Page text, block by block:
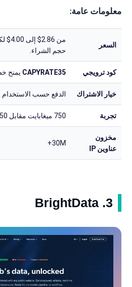
معلومات عامة:
السعر
حجم الشراء.
كود ترويجي CAPYRATE35 يمنح
خيار الاشتراك الدفع حسب
تجربة 750 ميغابايت مقابل 3.50$
مخزون
عناوين IP
30M+
3. BrightData